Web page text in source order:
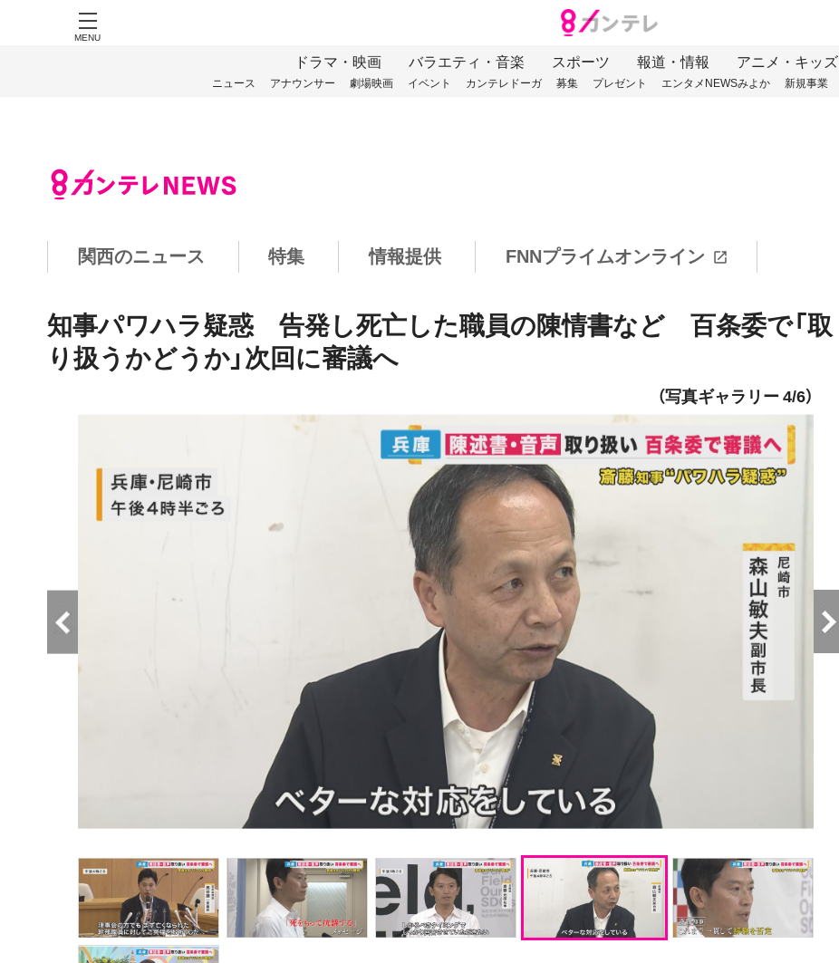
MENU
ドラマ・映画 バラエティ・音楽 スポーツ 報道・情報 アニメ・キッズ
ニュース アナウンサー 劇場映画 イベント カンテレドーガ 募集 プレゼント エンタメNEWSみよか 新規事業
関西のニュース 特集 情報提供 FNNプライムオンライン
知事パワハラ疑惑 告発し死亡した職員の陳情書など 百条委で「取
り扱うかどうか」次回に審議へ
（写真ギャラリー 4/6）